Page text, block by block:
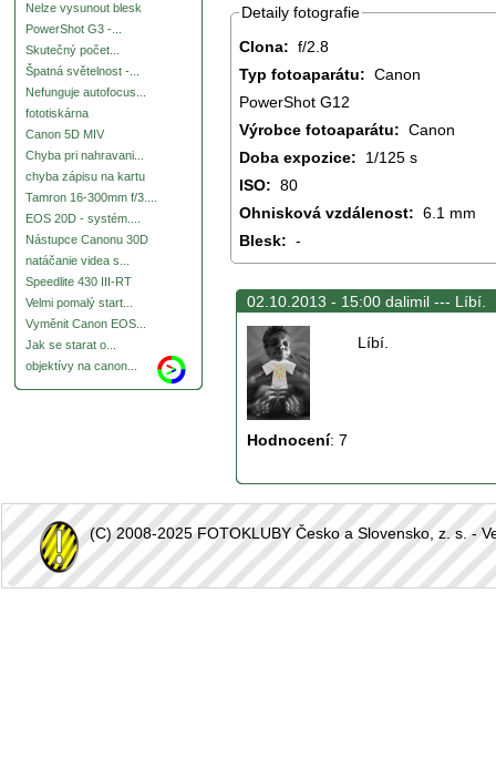
Nelze vysunout blesk
PowerShot G3 -...
Skutečný počet...
Špatná světelnost -...
Nefunguje autofocus...
fototiskárna
Canon 5D MIV
Chyba pri nahravani...
chyba zápisu na kartu
Tamron 16-300mm f/3....
EOS 20D - systém....
Nástupce Canonu 30D
natáčanie videa s...
Speedlite 430 III-RT
Velmi pomalý start...
Vyměnit Canon EOS...
Jak se starat o...
objektívy na canon...
Detaily fotografie
Clona: f/2.8
Typ fotoaparátu:
PowerShot G12
Výrobce fotoaparátu: Canon
Doba expozice:
1/125 s
ISO: 80
Ohnisková vzdálenost: 6.1 mm
Blesk: -
02.10.2013 - 15:00 dalimil --- Líbí.
Hodnocení: 7
Líbí.
(C) 2008-2025 FOTOKLUBY Česko a Slovensko, z. s. -